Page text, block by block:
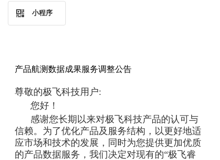
周边，给用户一站式的服务体验。
小程序
产品航测数据成果服务调整公告
尊敬的极飞科技用户:
您好！
感谢您长期以来对极飞科技产品的认可与
信赖。为了优化产品及服务结构，以更好地适
应市场和技术的发展，同时为您提供更加优质
的产品数据服务，我们决定对现有的“极飞睿